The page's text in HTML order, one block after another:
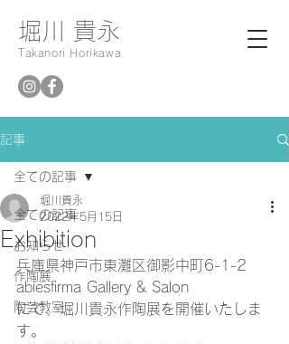
堀川 貴永
Takanori Horikawa
記事
全ての記事
お知らせ
作陶展
陶芸教室
全ての記事
Exhibition
堀川貴永
2022年5月15日
兵庫県神戸市東灘区御影中町6-1-2
abiesfirma Gallery & Salon
にて、堀川貴永作陶展を開催いたしま
す。